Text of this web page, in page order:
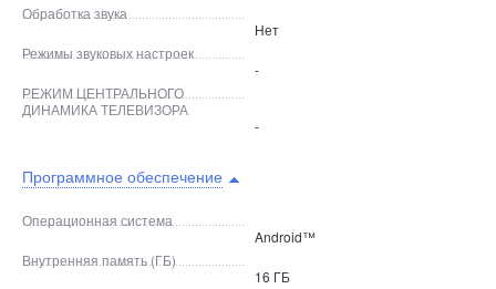
Обработка звука
Нет
Режимы звуковых настроек
-
РЕЖИМ ЦЕНТРАЛЬНОГО
ДИНАМИКА ТЕЛЕВИЗОРА
-
Программное обеспечение
Операционная система
Android™
Внутренняя память (ГБ)
16 ГБ